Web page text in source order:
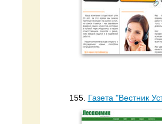
155. Газета "Вестник